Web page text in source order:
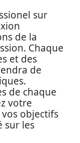
sur
de la
Chaque
et des
de
de chaque
votre
objectifs
sur les